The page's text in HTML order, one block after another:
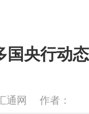
国央行动
通网 作者：